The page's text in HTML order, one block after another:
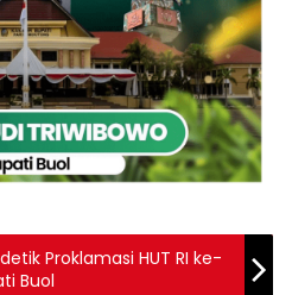
Proklamasi HUT RI ke-
Buol